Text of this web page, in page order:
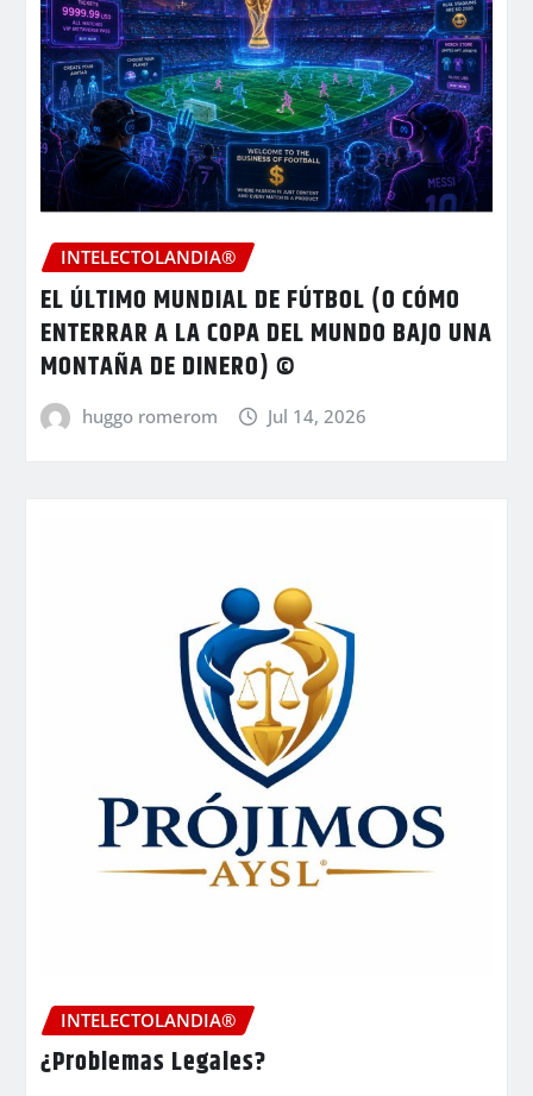
INTELECTOLANDIA®
EL ÚLTIMO MUNDIAL DE FÚTBOL (O CÓMO
ENTERRAR A LA COPA DEL MUNDO BAJO UNA
MONTAÑA DE DINERO) ©
huggo romerom Jul 14, 2026
INTELECTOLANDIA®
¿Problemas Legales?